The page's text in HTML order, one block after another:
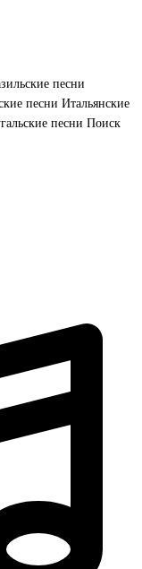
песни
песни Итальянские
песни Поиск